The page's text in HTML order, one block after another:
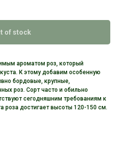
of stock
ароматом роз, который
К этому добавим особенную
бордовые, крупные,
роз. Сорт часто и обильно
сегодняшним требованиям к
роза достигает высоты 120-150 см.